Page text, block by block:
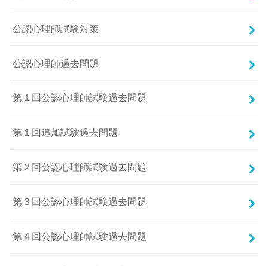
公認心理師試験対策
公認心理師過去問題
第１回公認心理師試験過去問題
第１回追加試験過去問題
第２回公認心理師試験過去問題
第３回公認心理師試験過去問題
第４回公認心理師試験過去問題